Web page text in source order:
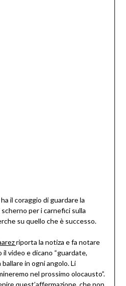
il coraggio di guardare la
per i carnefici sulla
su quello che è successo.
riporta la notiza e fa notare
video e dicano “guardate,
in ogni angolo. Li
nel prossimo olocausto”.